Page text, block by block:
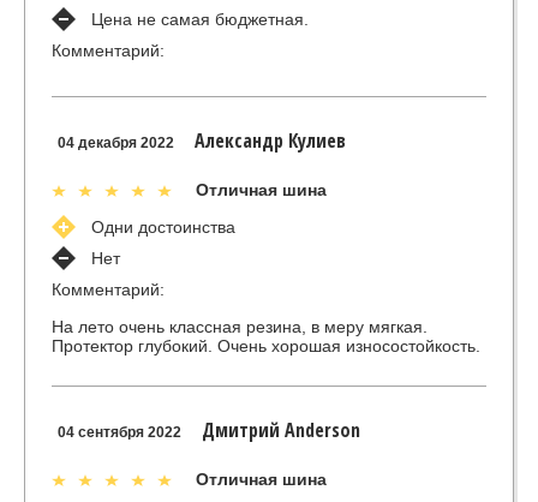
Цена не самая бюджетная.
Комментарий:
04 декабря 2022 Александр Кулиев
Отличная шина
Одни достоинства
Нет
Комментарий:
На лето очень классная резина, в меру мягкая.
Протектор глубокий. Очень хорошая износостойкость.
04 сентября 2022 Дмитрий Anderson
Отличная шина